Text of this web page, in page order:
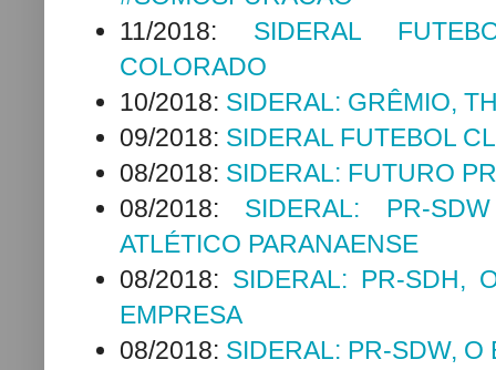
11/2018: SIDERAL
COLORADO
10/2018: SIDERAL: GRÊMIO,
09/2018: SIDERAL FUTEBOL
08/2018: SIDERAL: FUTURO
08/2018: SIDERAL: PR-
ATLÉTICO PARANAENSE
08/2018: SIDERAL: PR-SDH,
EMPRESA
08/2018: SIDERAL: PR-SDW, O